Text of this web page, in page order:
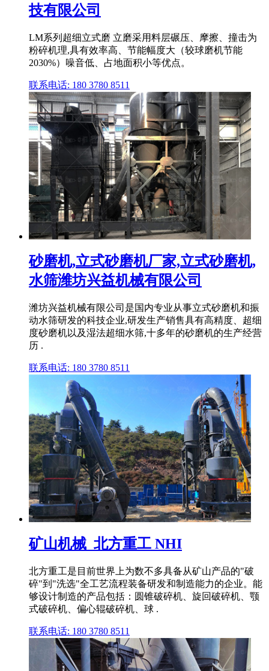
技有限公司
LM系列超细立式磨 立磨采用料层碾压、摩擦、撞击为
粉碎机理,具有效率高、节能幅度大（较球磨机节能
2030%）噪音低、占地面积小等优点。
联系电话: 180 3780 8511
砂磨机,立式砂磨机厂家,立式砂磨机,
水筛潍坊兴益机械有限公司
潍坊兴益机械有限公司是国内专业从事立式砂磨机和振
动水筛研发的科技企业,研发生产销售具有高精度、超细
度砂磨机以及湿法超细水筛,十多年的砂磨机的生产经营
历 .
联系电话: 180 3780 8511
矿山机械_北方重工 NHI
北方重工是目前世界上为数不多具备从矿山产品的"破
碎"到"洗选"全工艺流程装备研发和制造能力的企业。能
够设计制造的产品包括：圆锥破碎机、旋回破碎机、颚
式破碎机、偏心辊破碎机、球 .
联系电话: 180 3780 8511